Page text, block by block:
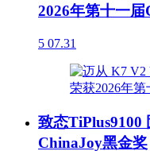
2026年第十一
5 07.31
致态TiPlus9100
ChinaJoy黑金奖